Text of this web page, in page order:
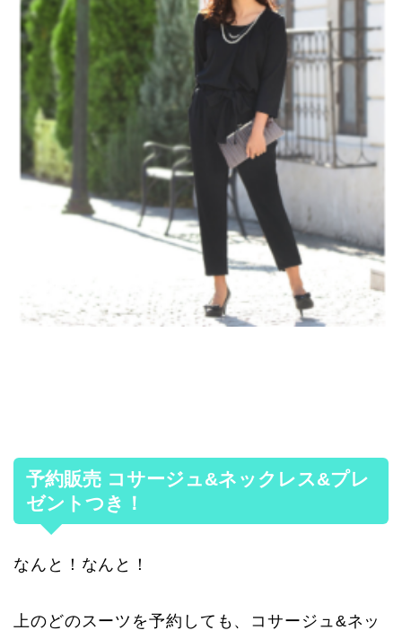
予約販売 コサージュ&ネックレス&プレ
ゼントつき！
なんと！なんと！
上のどのスーツを予約しても、コサージュ&ネッ